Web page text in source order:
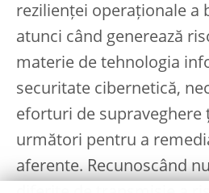
rezilienței operaționale a
atunci când generează
materie de tehnologia
securitate cibernetică,
eforturi de supraveghere
următori pentru a
aferente. Recunoscând